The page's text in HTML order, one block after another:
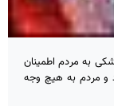
به مردم اطمینان
و مردم به هیچ وجه